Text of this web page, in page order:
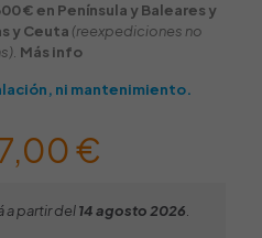
€ en Península y Baleares y
y Ceuta (reexpediciones no
Más info
ni mantenimiento.
€
a partir del14 agosto 2026